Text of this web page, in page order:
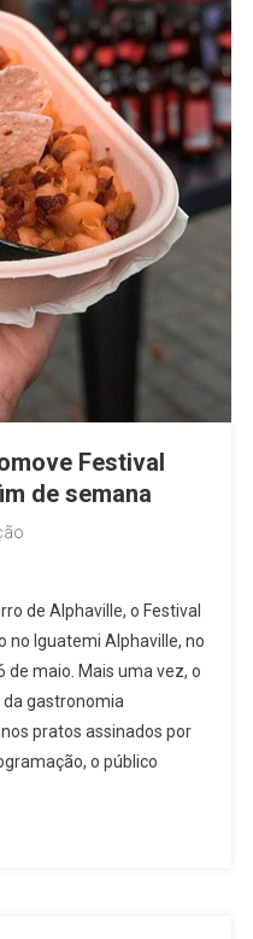
Festival
de semana
de Alphaville, o Festival
no Iguatemi Alphaville, no
de maio. Mais uma vez, o
gastronomia
pratos assinados por
o público